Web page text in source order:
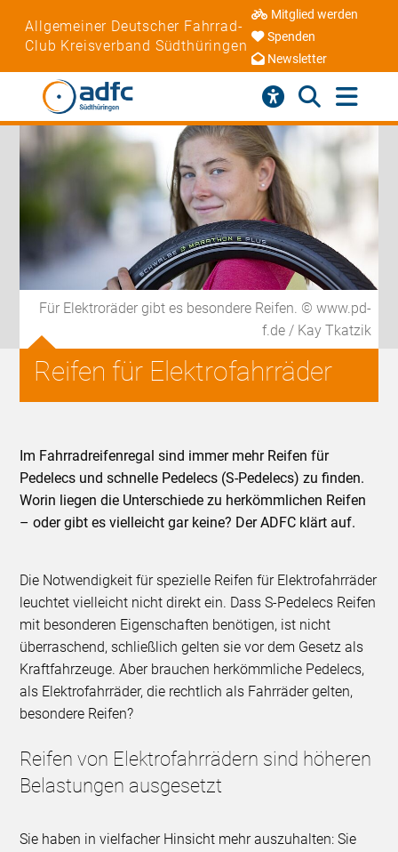
Allgemeiner Deutscher Fahrrad-
Club Kreisverband Südthüringen
Mitglied werden
Spenden
Newsletter
Für Elektroräder gibt es besondere Reifen. © www.pd-
f.de / Kay Tkatzik
Reifen für Elektrofahrräder
Im Fahrradreifenregal sind immer mehr Reifen für
Pedelecs und schnelle Pedelecs (S-Pedelecs) zu finden.
Worin liegen die Unterschiede zu herkömmlichen Reifen
– oder gibt es vielleicht gar keine? Der ADFC klärt auf.
Die Notwendigkeit für spezielle Reifen für Elektrofahrräder
leuchtet vielleicht nicht direkt ein. Dass S-Pedelecs Reifen
mit besonderen Eigenschaften benötigen, ist nicht
überraschend, schließlich gelten sie vor dem Gesetz als
Kraftfahrzeuge. Aber brauchen herkömmliche Pedelecs,
als Elektrofahrräder, die rechtlich als Fahrräder gelten,
besondere Reifen?
Reifen von Elektrofahrrädern sind höheren
Belastungen ausgesetzt
Sie haben in vielfacher Hinsicht mehr auszuhalten: Sie